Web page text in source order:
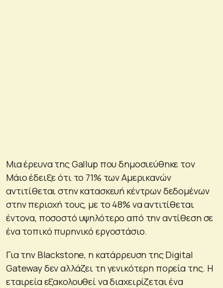
Μια έρευνα της Gallup που δημοσιεύθηκε τον
Μάιο έδειξε ότι το 71% των Αμερικανών
αντιτίθεται στην κατασκευή κέντρων δεδομένων
στην περιοχή τους, με το 48% να αντιτίθεται
έντονα, ποσοστό υψηλότερο από την αντίθεση σε
ένα τοπικό πυρηνικό εργοστάσιο.
Για την Blackstone, η κατάρρευση της Digital
Gateway δεν αλλάζει τη γενικότερη πορεία της. Η
εταιρεία εξακολουθεί να διαχειρίζεται ένα